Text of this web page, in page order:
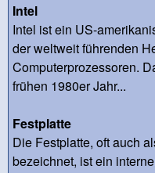
Intel
Intel ist ein US-
der weltweit führenden
Computerprozessoren.
frühen 1980er Jahr...
Festplatte
Die Festplatte, oft auch
bezeichnet, ist ein